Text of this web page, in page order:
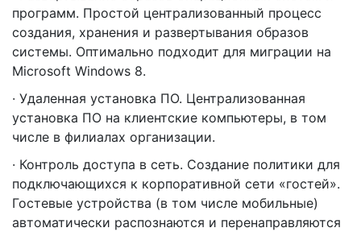
программ. Простой централизованный процесс
создания, хранения и развертывания образов
системы. Оптимально подходит для миграции на
Microsoft Windows 8.
· Удаленная установка ПО. Централизованная
установка ПО на клиентские компьютеры, в том
числе в филиалах организации.
· Контроль доступа в сеть. Создание политики для
подключающихся к корпоративной сети «гостей».
Гостевые устройства (в том числе мобильные)
автоматически распознаются и перенаправляются